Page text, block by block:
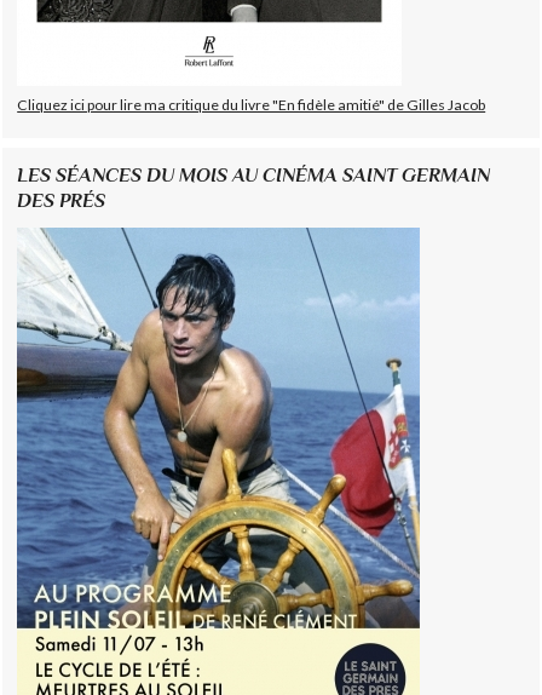
Cliquez ici pour lire ma critique du livre "En fidèle amitié" de Gilles Jacob
LES SÉANCES DU MOIS AU CINÉMA SAINT GERMAIN
DES PRÉS